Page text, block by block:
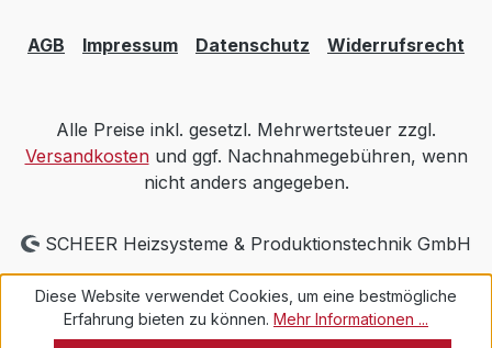
AGB Impressum Datenschutz Widerrufsrecht
Alle Preise inkl. gesetzl. Mehrwertsteuer zzgl.
Versandkostenund ggf. Nachnahmegebühren, wenn
nicht anders angegeben.
SCHEER Heizsysteme & Produktionstechnik GmbH
Diese Website verwendet Cookies, um eine bestmögliche
Erfahrung bieten zu können. Mehr Informationen ...